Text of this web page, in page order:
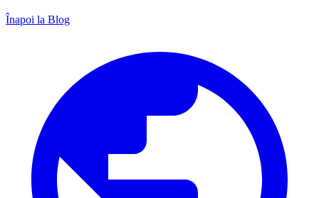
Înapoi la Blog